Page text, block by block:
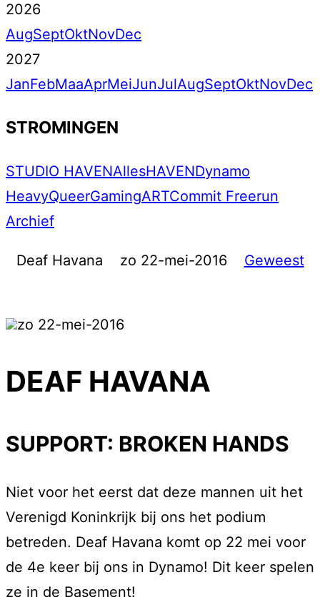
2026
AugSeptOktNovDec
2027
JanFebMaaAprMeiJunJulAugSeptOktNovDec
STROMINGEN
STUDIO HAVENAllesHAVENDynamo
HeavyQueerGamingARTCommit Freerun
Archief
Deaf Havana zo 22-mei-2016 Geweest
zo 22-mei-2016
DEAF HAVANA
SUPPORT: BROKEN HANDS
Niet voor het eerst dat deze mannen uit het
Verenigd Koninkrijk bij ons het podium
betreden. Deaf Havana komt op 22 mei voor
de 4e keer bij ons in Dynamo! Dit keer spelen
ze in de Basement!